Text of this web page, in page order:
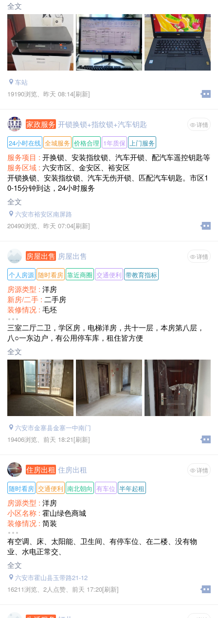
全文
车站
19190浏览、 昨天 08:14[刷新]
家政服务 开锁换锁+指纹锁+汽车钥匙 详情
24小时在线 全城服务 价格合理 1年质保 上门服务
服务项目 : 开换锁、安装指纹锁、汽车开锁、配汽车遥控钥匙等
服务区域 : 六安市区、金安区、裕安区
开锁换锁、安装指纹锁、汽车无伤开锁、匹配汽车钥匙。市区1
0-15分钟到达，24小时服务
全文
六安市裕安区南屏路
20490浏览、 昨天 07:04[刷新]
房屋出售 房屋出售 详情
个人房源 随时看房 靠近商圈 交通便利 带教育指标
房源类型 : 洋房
新房/二手 : 二手房
装修情况 : 毛坯
面积 :
售价 :75万
三室二厅二卫，学区房，电梯洋房，共十一层，本房第八层，
八○一东边户，有公用停车库，租住皆方便
全文
六安市金寨县金寨一中南门
19406浏览、 前天 18:21[刷新]
住房出租 住房出租 详情
随时看房 交通便利 南北朝向 有车位 半年起租
房源类型 : 洋房
小区名称 : 霍山绿色商城
装修情况 : 简装
房屋配套 :
面积 :70左右平方米
月租金 :看好了价格好讲
有空调、床、太阳能、卫生间、有停车位、在二楼、没有物
业、水电正常交、
全文
六安市霍山县玉带路21-12
16211浏览、 2人点赞、 前天 17:20[刷新]